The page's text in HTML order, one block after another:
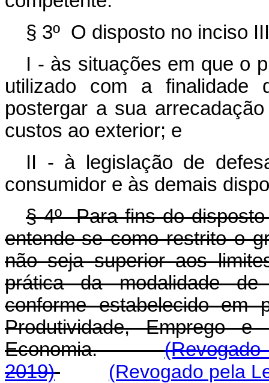
§ 3º O disposto no inciso
I - às situações em que o
utilizado com a
postergar a sua
custos ao exterior; e
II - à legislação de
consumidor e às demais
§ 4º Para fins do
entende-se como restrito o
não seja superior aos
prática da modalidade
conforme estabelecido em
Produtividade, Emprego e
Economia.
2019)
(Revogado pela